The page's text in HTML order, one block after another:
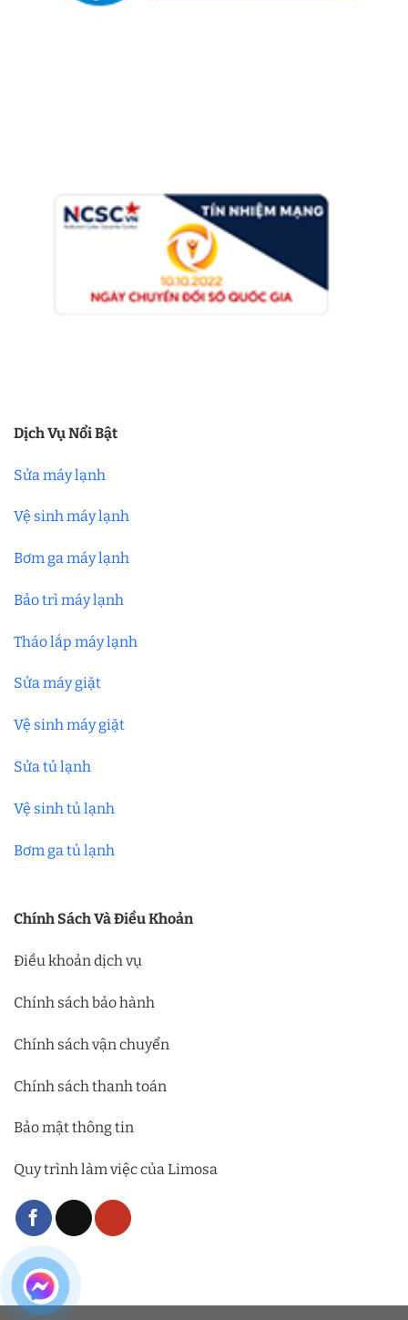
Dịch Vụ Nổi Bật
Sửa máy lạnh
Vệ sinh máy lạnh
Bơm ga máy lạnh
Bảo trì máy lạnh
Tháo lắp máy lạnh
Sửa máy giặt
Vệ sinh máy giặt
Sửa tủ lạnh
Vệ sinh tủ lạnh
Bơm ga tủ lạnh
Chính Sách Và Điều Khoản
Điều khoản dịch vụ
Chính sách bảo hành
Chính sách vận chuyển
Chính sách thanh toán
Bảo mật thông tin
Quy trình làm việc của Limosa